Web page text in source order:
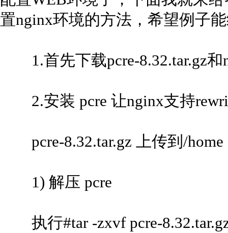
置nginx环境的方法，希望例子
1.首先下载pcre-8.32.tar.gz和
2.安装 pcre 让nginx支持
pcre-8.32.tar.gz 上传到/home
1) 解压 pcre
执行#tar -zxvf pcre-